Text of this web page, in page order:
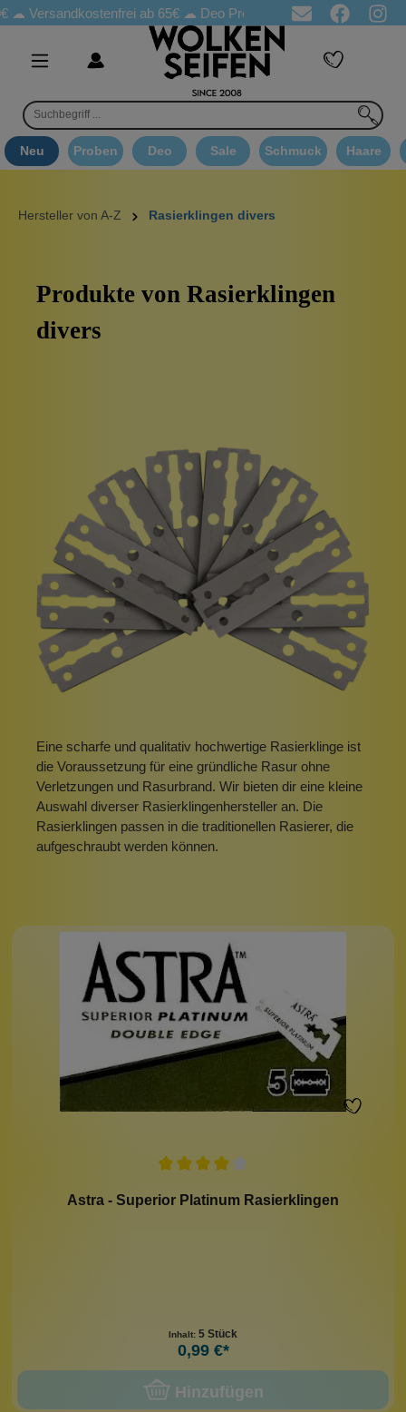
ab 65€☁ Deo Proben in jeder Bestellung ☁
Neu Proben Deo Sale Schmuck Haare
Hersteller von A-Z Rasierklingen divers
Produkte von Rasierklingen
divers
Eine scharfe und qualitativ hochwertige Rasierklinge ist
die Voraussetzung für eine gründliche Rasur ohne
Verletzungen und Rasurbrand. Wir bieten dir eine kleine
Auswahl diverser Rasierklingenhersteller an. Die
Rasierklingen passen in die traditionellen Rasierer, die
aufgeschraubt werden können.
Astra - Superior Platinum Rasierklingen
Inhalt: 5 Stück
0,99 €*
Hinzufügen